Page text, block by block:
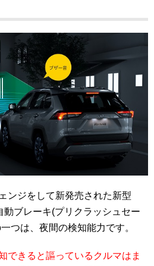
ンジをして新発売された新型
動ブレーキ(プリクラッシュセー
つは、夜間の検知能力です。
できると謳っているクルマはま